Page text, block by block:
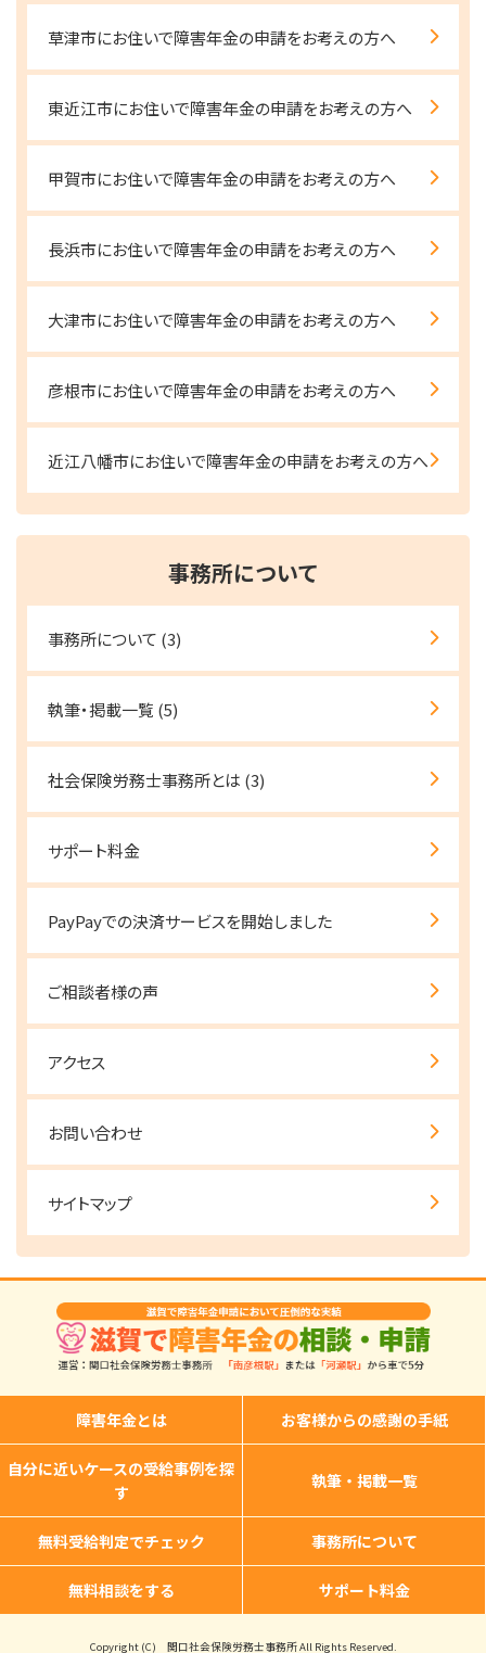
草津市にお住いで障害年金の申請をお考えの方へ
東近江市にお住いで障害年金の申請をお考えの方へ
甲賀市にお住いで障害年金の申請をお考えの方へ
長浜市にお住いで障害年金の申請をお考えの方へ
大津市にお住いで障害年金の申請をお考えの方へ
彦根市にお住いで障害年金の申請をお考えの方へ
近江八幡市にお住いで障害年金の申請をお考えの方へ
事務所について
事務所について (3)
執筆・掲載一覧 (5)
社会保険労務士事務所とは (3)
サポート料金
PayPayでの決済サービスを開始しました
ご相談者様の声
アクセス
お問い合わせ
サイトマップ
障害年金とは お客様からの感謝の手紙
自分に近いケースの受給事例を探
す
執筆・掲載一覧
無料受給判定でチェック 事務所について
無料相談をする サポート料金
Copyright (C) 関口社会保険労務士事務所 All Rights Reserved.